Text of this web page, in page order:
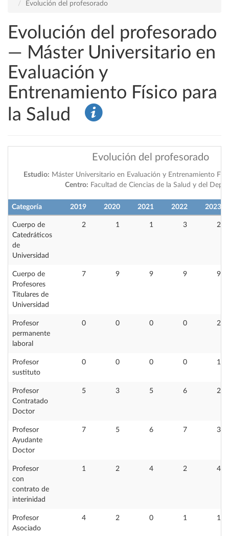
Evolución del profesorado
Evolución del profesorado
— Máster Universitario en
Evaluación y
Entrenamiento Físico para
la Salud
Evolución del profesorado
Estudio: Máster Universitario en Evaluación y Entrenamiento
Centro: Facultad de Ciencias de la Salud y del
Categoría 2019 2020 2021 2022 2023
Cuerpo de
Catedráticos
de
Universidad
2 1 1 3 2
Cuerpo de
Profesores
Titulares de
Universidad
7 9 9 9 9
Profesor
permanente
laboral
0 0 0 0 2
Profesor
sustituto
0 0 0 0 1
Profesor
Contratado
Doctor
5 3 5 6 2
Profesor
Ayudante
Doctor
7 5 6 7 3
Profesor
con
contrato de
interinidad
1 2 4 2 4
Profesor
Asociado
4 2 0 1 1